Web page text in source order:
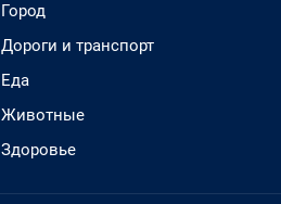
Город
Дороги и транспорт
Еда
Животные
Здоровье